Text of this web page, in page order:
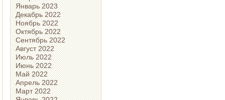
Январь 2023
Декабрь 2022
Ноябрь 2022
Октябрь 2022
Сентябрь 2022
Август 2022
Июль 2022
Июнь 2022
Май 2022
Апрель 2022
Март 2022